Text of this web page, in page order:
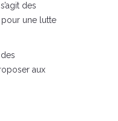
des
pour une lutte
aux